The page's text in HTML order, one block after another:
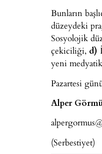
Bunların
düzeydeki
Sosyolojik
çekiciliği, d)
yeni
Pazartesi
Alper
(Serbestiyet)